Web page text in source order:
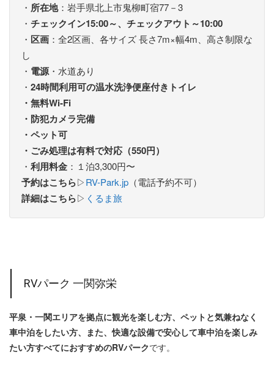
・ 所在地：岩手県北上市鬼柳町宿77－3
・ チェックイン15:00～、チェックアウト～10:00
・ 区画 ：全2区画、各サイズ 長さ7m×幅4m、高さ制限な
し
・ 電源 ・水道あり
・ 24時間利用可の温水洗浄便座付きトイレ
・無料Wi‑Fi
・防犯カメラ完備
・ペット可
・ごみ処理は有料で対応（550円）
・ 利用料金 ：１泊3,300円〜
予約はこちら▷RV-Park.jp （電話予約不可）
詳細はこちら▷ くるま旅
RVパーク 一関弥栄
平泉・一関エリアを拠点に観光を楽しむ方、ペットと気兼ねなく
車中泊をしたい方、また、快適な設備で安心して車中泊を楽しみ
たい方すべてにおすすめのRVパークです。